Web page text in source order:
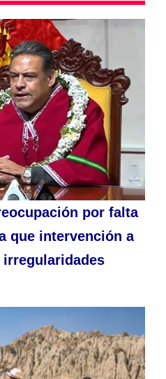
por falta
que intervención a